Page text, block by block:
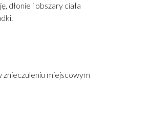
dłonie i obszary ciała
znieczuleniu miejscowym